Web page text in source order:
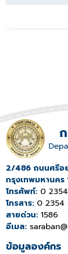
2/486 ถนนศรีอ
กรุงเทพมหานค
โทรศัพท์: 0
โทรสาร: 0 2354
สายด่วน: 1586
อีเมล:
ข้อมูลองค์กร